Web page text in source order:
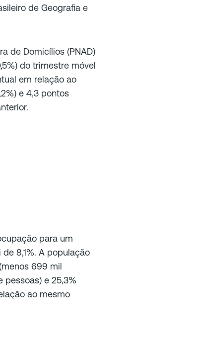
de Geografia e
de Domicílios (PNAD)
do trimestre móvel
em relação ao
e 4,3 pontos
para um
8,1%. A população
699 mil
pessoas) e 25,3%
ao mesmo